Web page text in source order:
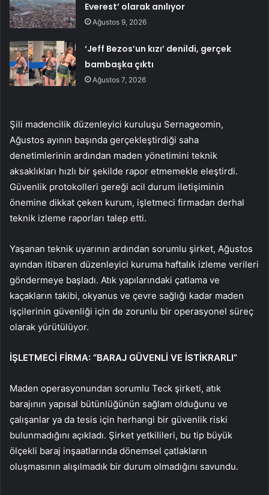
Everest’ olarak anılıyor
Ağustos 9, 2026
‘Jeff Bezos’un kızı’ denildi, gerçek
bambaşka çıktı
Ağustos 7, 2026
Şili madencilik düzenleyici kuruluşu Sernageomin,
Ağustos ayının başında gerçekleştirdiği saha
denetimlerinin ardından maden yönetimini teknik
aksaklıkları hızlı bir şekilde rapor etmemekle eleştirdi.
Güvenlik protokolleri gereği acil durum iletişiminin
önemine dikkat çeken kurum, işletmeci firmadan derhal
teknik izleme raporları talep etti.
Yaşanan teknik uyarının ardından sorumlu şirket, Ağustos
ayından itibaren düzenleyici kuruma haftalık izleme verileri
göndermeye başladı. Atık yapılarındaki çatlama ve
kaçakların takibi, okyanus ve çevre sağlığı kadar maden
işçilerinin güvenliği için de zorunlu bir operasyonel süreç
olarak yürütülüyor.
İŞLETMECİ FİRMA: “BARAJ GÜVENLİ VE İSTİKRARLI”
Maden operasyonundan sorumlu Teck şirketi, atık
barajının yapısal bütünlüğünün sağlam olduğunu ve
çalışanlar ya da tesis için herhangi bir güvenlik riski
bulunmadığını açıkladı. Şirket yetkilileri, bu tip büyük
ölçekli baraj inşaatlarında dönemsel çatlakların
oluşmasının alışılmadık bir durum olmadığını savundu.